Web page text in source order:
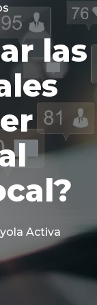
las
Activa